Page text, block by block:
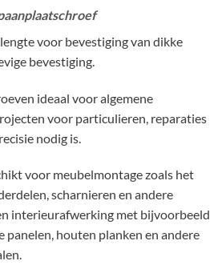
voor bevestiging van dikke
bevestiging.
ideaal voor algemene
voor particulieren, reparaties
nodig is.
voor meubelmontage zoals het
scharnieren en andere
interieurafwerking met bijvoorbeeld
panelen, houten planken en andere